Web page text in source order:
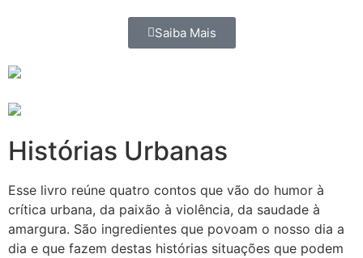
Saiba Mais
Histórias Urbanas
Esse livro reúne quatro contos que vão do humor à
crítica urbana, da paixão à violência, da saudade à
amargura. São ingredientes que povoam o nosso dia a
dia e que fazem destas histórias situações que podem